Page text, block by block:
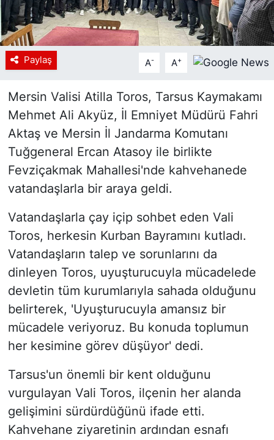
Paylaş A- A+
Mersin Valisi Atilla Toros, Tarsus Kaymakamı
Mehmet Ali Akyüz, İl Emniyet Müdürü Fahri
Aktaş ve Mersin İl Jandarma Komutanı
Tuğgeneral Ercan Atasoy ile birlikte
Fevziçakmak Mahallesi'nde kahvehanede
vatandaşlarla bir araya geldi.
Vatandaşlarla çay içip sohbet eden Vali
Toros, herkesin Kurban Bayramını kutladı.
Vatandaşların talep ve sorunlarını da
dinleyen Toros, uyuşturucuyla mücadelede
devletin tüm kurumlarıyla sahada olduğunu
belirterek, 'Uyuşturucuyla amansız bir
mücadele veriyoruz. Bu konuda toplumun
her kesimine görev düşüyor' dedi.
Tarsus'un önemli bir kent olduğunu
vurgulayan Vali Toros, ilçenin her alanda
gelişimini sürdürdüğünü ifade etti.
Kahvehane ziyaretinin ardından esnafı